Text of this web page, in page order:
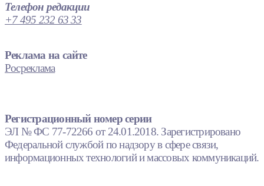
Телефон редакции
+7 495 232 63 33
Реклама на сайте
Росреклама
Регистрационный номер серии
ЭЛ № ФС 77-72266 от 24.01.2018. Зарегистрировано
Федеральной службой по надзору в сфере связи,
информационных технологий и массовых коммуникаций.